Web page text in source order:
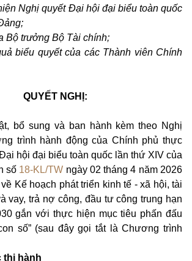
Nghị quyết Đại hội đại biểu toàn quốc
Bộ trưởng Bộ Tài chính;
biểu quyết của các Thành viên Chính
QUYẾT NGHỊ:
bổ sung và ban hành kèm theo Nghị
trình hành động của Chính phủ thực
hội đại biểu toàn quốc lần thứ XIV của
số 18-KL/TW ngày 02 tháng 4 năm 2026
Kế hoạch phát triển kinh tế - xã hội, tài
vay, trả nợ công, đầu tư công trung hạn
gắn với thực hiện mục tiêu phấn đấu
số” (sau đây gọi tắt là Chương trình
thi hành